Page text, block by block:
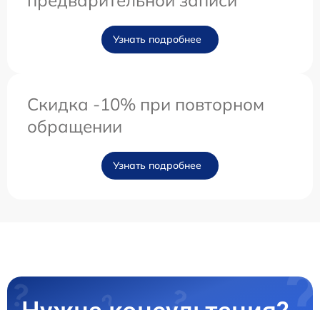
Узнать подробнее
Скидка -10% при повторном
обращении
Узнать подробнее